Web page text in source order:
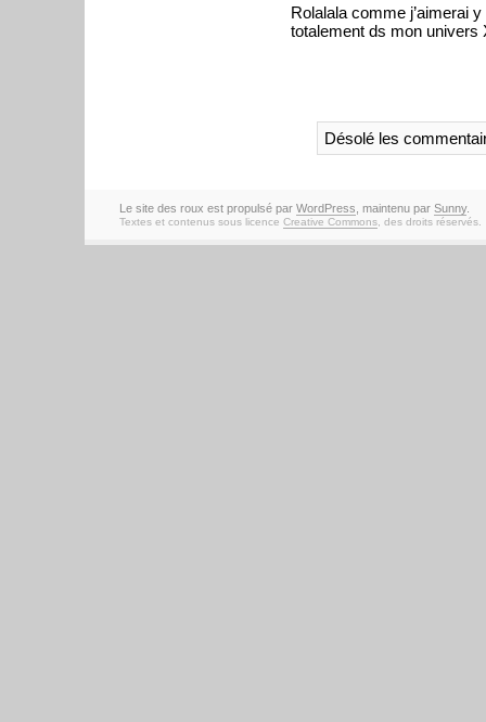
Rolalala comme j’aimerai
totalement ds mon univers
Désolé les
Le site des roux est propulsé par WordPress , maintenu par Sunny.
Textes et contenus sous licence Creative Commons, des droits réservés.